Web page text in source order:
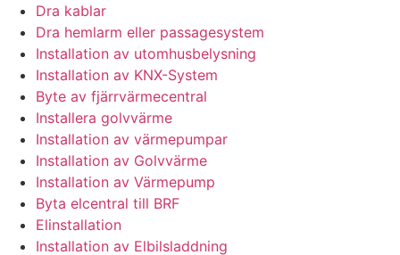
Dra kablar
Dra hemlarm eller passagesystem
Installation av utomhusbelysning
Installation av KNX-System
Byte av fjärrvärmecentral
Installera golvvärme
Installation av värmepumpar
Installation av Golvvärme
Installation av Värmepump
Byta elcentral till BRF
Elinstallation
Installation av Elbilsladdning